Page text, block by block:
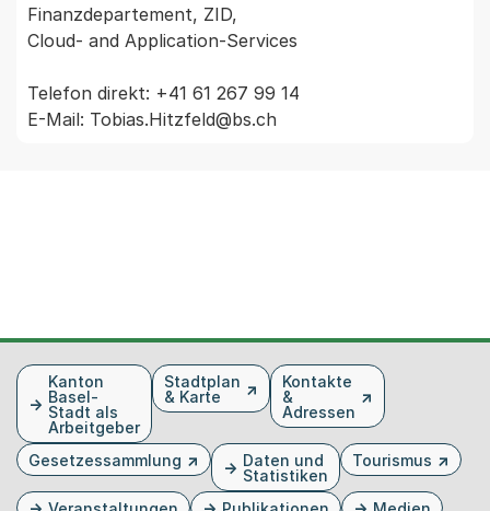
Finanzdepartement, ZID,
Cloud- and Application-Services
Telefon direkt: +41 61 267 99 14
FusszeileKanton
Basel-
Stadt als
Arbeitgeber
Stadtplan
& Karte
Kontakte
&
Adressen
Gesetzessammlung
Daten und
Statistiken
Tourismus